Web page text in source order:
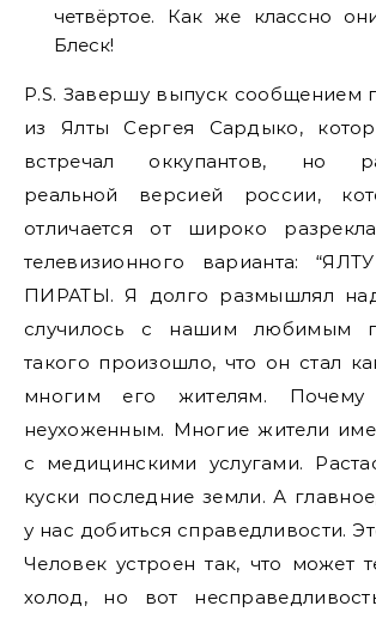
четвёртое. Как же классно
Блеск!
P.S. Завершу выпуск сообщением
из Ялты Сергея Сардыко,
встречал оккупантов, но
реальной версией россии,
отличается от широко
телевизионного варианта:
ПИРАТЫ. Я долго размышлял
случилось с нашим любимым
такого произошло, что он стал
многим его жителям. Почему
неухоженным. Многие жители
с медицинскими услугами.
куски последние земли. А
у нас добиться справедливости.
Человек устроен так, что может
холод, но вот